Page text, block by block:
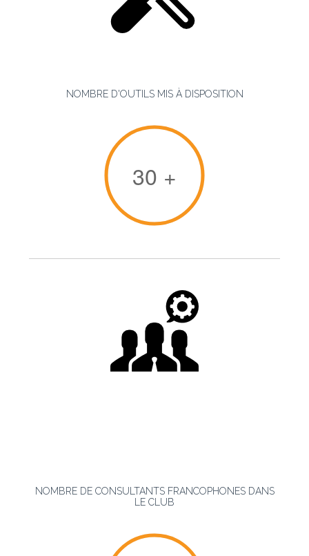
NOMBRE D'OUTILS MIS À DISPOSITION
30 +
NOMBRE DE CONSULTANTS FRANCOPHONES DANS
LE CLUB